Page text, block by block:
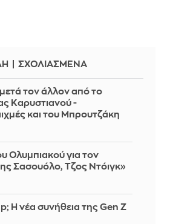
ΣΧΟΛΙΑΣΜΕΝΑ
τον άλλον από το
Καρυστιανού -
και του Μπρουτζάκη
Ολυμπιακού για τον
Σασουόλο, Τζος Ντόιγκ»
Η νέα συνήθεια της Gen Z